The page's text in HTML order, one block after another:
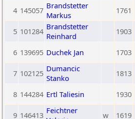
4 145057 Brandstetter
Markus
1761
5 101284 Brandstetter
Reinhard
1903
6 139695 Duchek Jan 1703
7 102125 Dumancic
Stanko
1813
8 144284 Ertl Taliesin 1930
9 146413 Feichtner
w 1619